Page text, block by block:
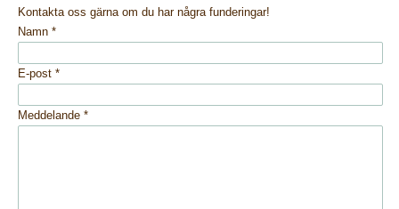
Kontakta oss gärna om du har några funderingar!
Namn*
E-post*
Meddelande*